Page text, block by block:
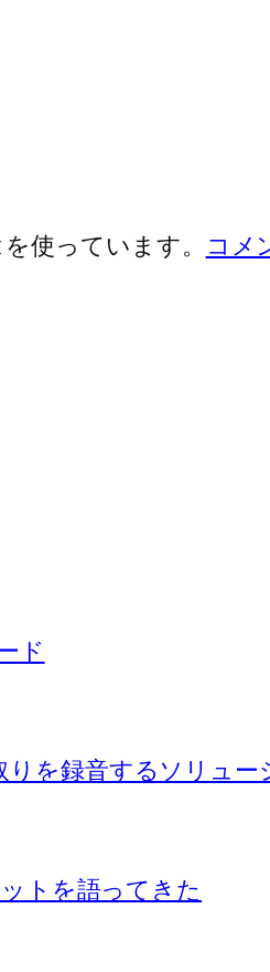
使っています。
コメ
ド
を録音するソリュー
トを語ってきた